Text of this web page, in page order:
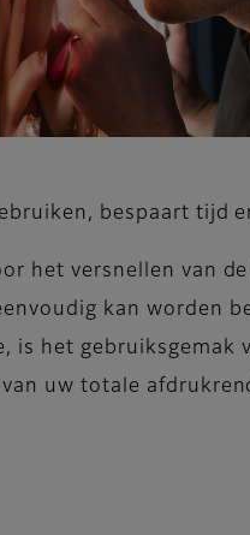
bespaart tijd
het versnellen van
kan worden
is het gebruiksgemak
uw totale